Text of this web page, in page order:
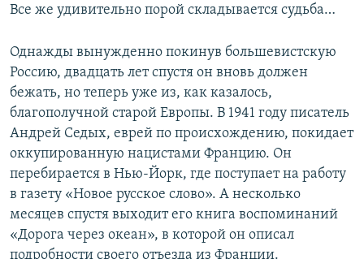
Все же удивительно порой складывается судьба…
Однажды вынужденно покинув большевистскую
Россию, двадцать лет спустя он вновь должен
бежать, но теперь уже из, как казалось,
благополучной старой Европы. В 1941 году писатель
Андрей Седых, еврей по происхождению, покидает
оккупированную нацистами Францию. Он
перебирается в Нью-Йорк, где поступает на работу
в газету «Новое русское слово». А несколько
месяцев спустя выходит его книга воспоминаний
«Дорога через океан», в которой он описал
подробности своего отъезда из Франции.